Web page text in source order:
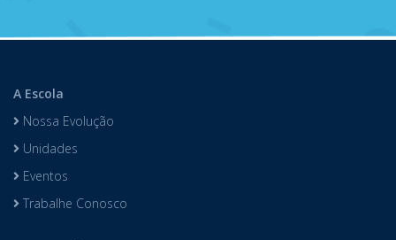
A Escola
Nossa Evolução
Unidades
Eventos
Trabalhe Conosco